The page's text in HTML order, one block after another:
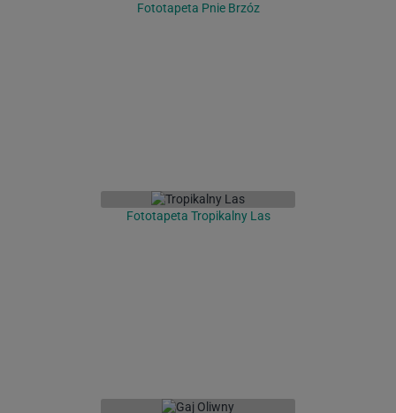
Fototapeta Pnie Brzóz
Fototapeta Tropikalny Las